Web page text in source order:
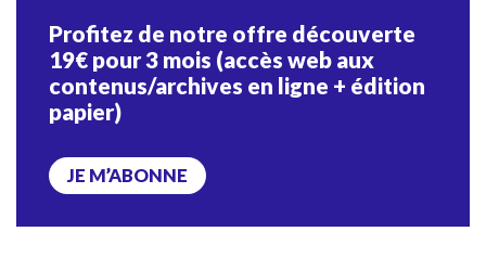
Profitez de notre offre découverte
19€ pour 3 mois (accès web aux
contenus/archives en ligne + édition
papier)
JE M’ABONNE